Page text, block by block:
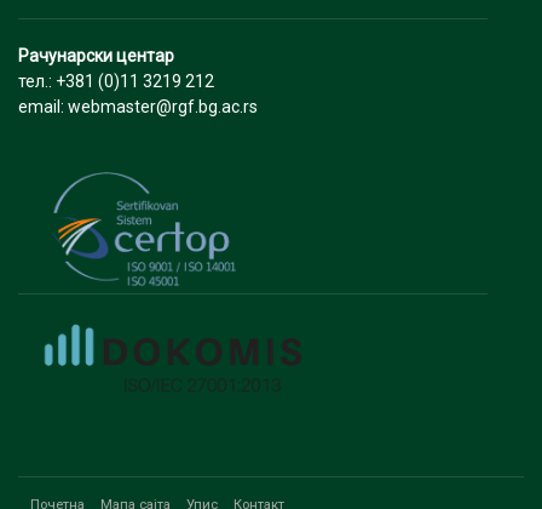
Рачунарски центар
тел.: +381 (0)11 3219 212
email: webmaster@rgf.bg.ac.rs
Почетна Мапа сајта Упис Контакт